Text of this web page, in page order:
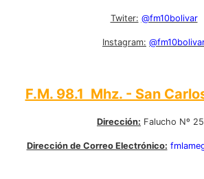
Twiter: @fm10bolivar
Instagram:
F.M. 98.1 Mhz. - San
Dirección: Falucho Nº
Dirección de Correo Electrónico: